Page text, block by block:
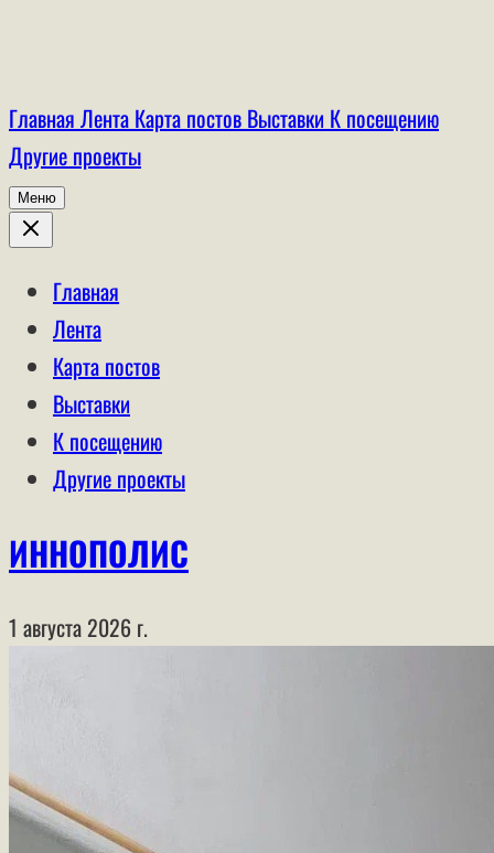
Главная Лента Карта постов Выставки К посещению
Другие проекты
Меню
Главная
Лента
Карта постов
Выставки
К посещению
Другие проекты
ИННОПОЛИС
1 августа 2026 г.